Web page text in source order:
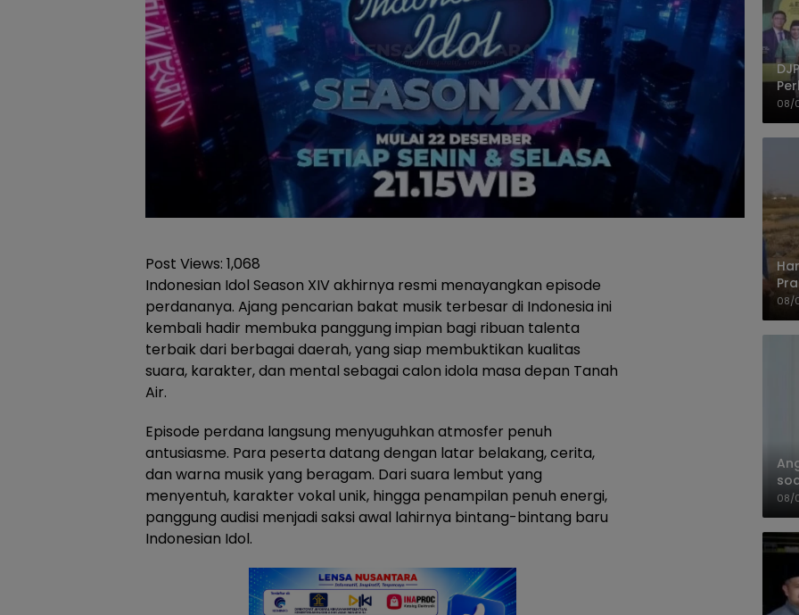
Post Views: 1,068
Indonesian Idol Season XIV akhirnya resmi menayangkan episode
perdananya. Ajang pencarian bakat musik terbesar di Indonesia ini
kembali hadir membuka panggung impian bagi ribuan talenta
terbaik dari berbagai daerah, yang siap membuktikan kualitas
suara, karakter, dan mental sebagai calon idola masa depan Tanah
Air.
Episode perdana langsung menyuguhkan atmosfer penuh
antusiasme. Para peserta datang dengan latar belakang, cerita,
dan warna musik yang beragam. Dari suara lembut yang
menyentuh, karakter vokal unik, hingga penampilan penuh energi,
panggung audisi menjadi saksi awal lahirnya bintang-bintang baru
Indonesian Idol.
08/
08/
08/